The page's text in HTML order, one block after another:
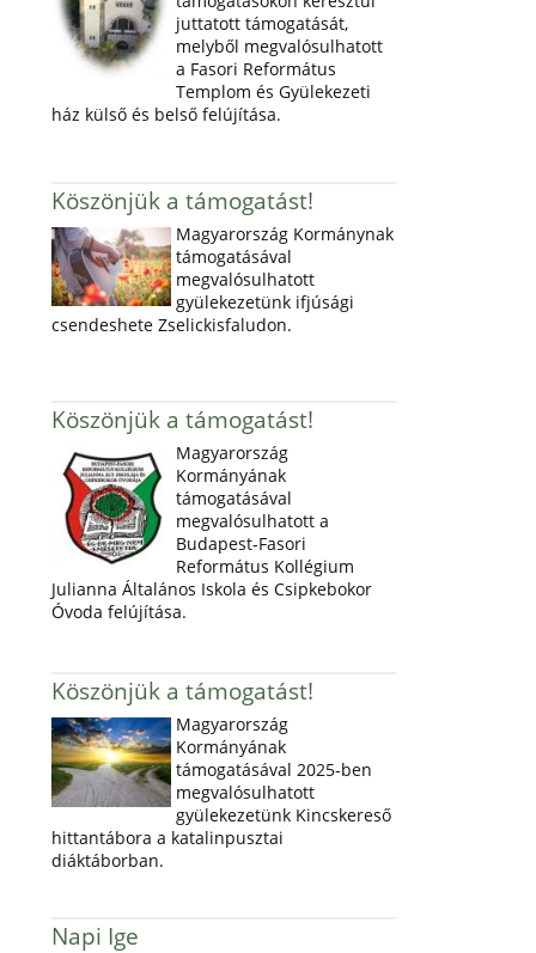
juttatott támogatását,
melyből megvalósulhatott
a Fasori Református
Templom és Gyülekezeti
ház külső és belső felújítása.
Köszönjük a támogatást!
Magyarország Kormánynak
támogatásával
megvalósulhatott
gyülekezetünk ifjúsági
csendeshete Zselickisfaludon.
Köszönjük a támogatást!
Magyarország
Kormányának
támogatásával
megvalósulhatott a
Budapest-Fasori
Református Kollégium
Julianna Általános Iskola és Csipkebokor
Óvoda felújítása.
Köszönjük a támogatást!
Magyarország
Kormányának
támogatásával 2025-ben
megvalósulhatott
gyülekezetünk Kincskereső
hittantábora a katalinpusztai
diáktáborban.
Napi Ige